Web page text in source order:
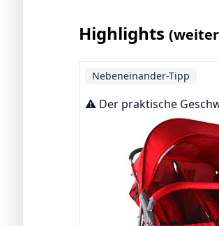
Highlights
Nebeneinander-Tipp
⚠️ Der praktische